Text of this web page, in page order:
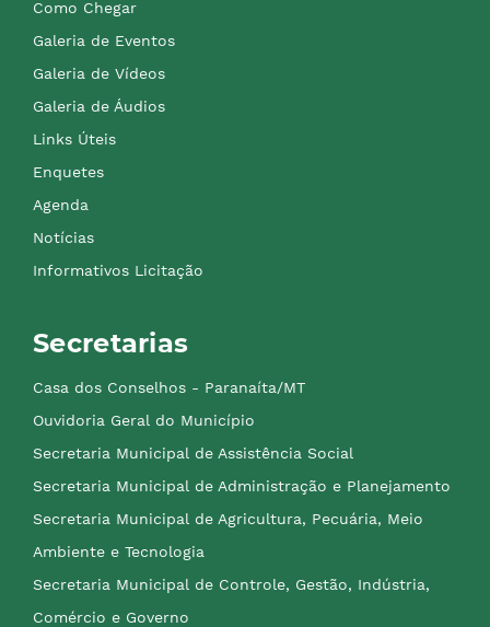
Como Chegar
Galeria de Eventos
Galeria de Vídeos
Galeria de Áudios
Links Úteis
Enquetes
Agenda
Notícias
Informativos Licitação
Secretarias
Casa dos Conselhos - Paranaíta/MT
Ouvidoria Geral do Município
Secretaria Municipal de Assistência Social
Secretaria Municipal de Administração e Planejamento
Secretaria Municipal de Agricultura, Pecuária, Meio
Ambiente e Tecnologia
Secretaria Municipal de Controle, Gestão, Indústria,
Comércio e Governo